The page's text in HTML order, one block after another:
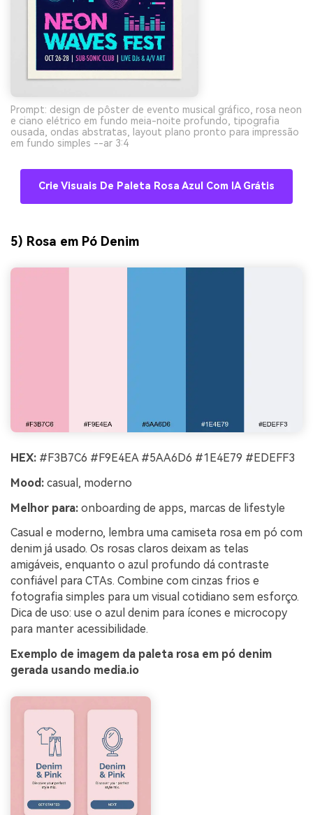
Prompt: design de pôster de evento musical gráfico, rosa neon
e ciano elétrico em fundo meia-noite profundo, tipografia
ousada, ondas abstratas, layout plano pronto para impressão
em fundo simples --ar 3:4
Crie Visuais De Paleta Rosa Azul Com IA Grátis
5) Rosa em Pó Denim
HEX: #F3B7C6 #F9E4EA #5AA6D6 #1E4E79 #EDEFF3
Mood: casual, moderno
Melhor para: onboarding de apps, marcas de lifestyle
Casual e moderno, lembra uma camiseta rosa em pó com
denim já usado. Os rosas claros deixam as telas
amigáveis, enquanto o azul profundo dá contraste
confiável para CTAs. Combine com cinzas frios e
fotografia simples para um visual cotidiano sem esforço.
Dica de uso: use o azul denim para ícones e microcopy
para manter acessibilidade.
Exemplo de imagem da paleta rosa em pó denim
gerada usando media.io
Crie imagens com
IA sem limites.
100% grátis!
Comece Grátis →